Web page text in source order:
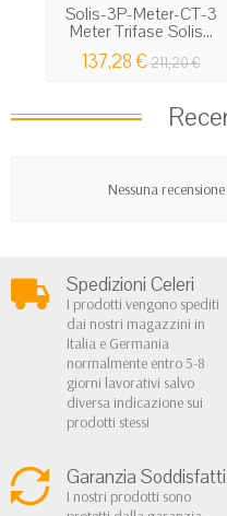
Solis-3P-Meter-CT-3
Meter Trifase Solis...
137,28 €211,20 €
Nessuna
Spedizioni Celeri
I prodotti vengono spediti
dai nostri magazzini in
Italia e Germania
normalmente entro 5-8
giorni lavorativi salvo
diversa indicazione sui
prodotti stessi
Garanzia Soddisfatti
I nostri prodotti sono